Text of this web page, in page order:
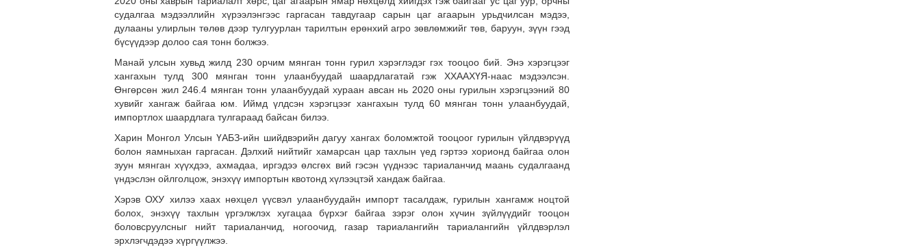
судалгаа мэдээллийн хүрээлэнгээс гаргасан тавдугаар сарын цаг агаарын урьдчилсан мэдээ,
дулааны улирлын төлөв дээр тулгуурлан тарилтын ерөнхий агро зөвлөмжийг төв, баруун, зүүн гээд
бүсүүдээр долоо сая тонн болжээ.
Манай улсын хувьд жилд 230 орчим мянган тонн гурил хэрэглэдэг гэх тооцоо бий. Энэ хэрэгцээг
хангахын тулд 300 мянган тонн улаанбуудай шаардлагатай гэж ХХААХҮЯ-наас мэдээлсэн.
Өнгөрсөн жил 246.4 мянган тонн улаанбуудай хураан авсан нь 2020 оны гурилын хэрэгцээний 80
хувийг хангаж байгаа юм. Иймд үлдсэн хэрэгцээг хангахын тулд 60 мянган тонн улаанбуудай,
импортлох шаардлага тулгараад байсан билээ.
Харин Монгол Улсын ҮАБЗ-ийн шийдвэрийн дагуу хангах боломжтой тооцоог гурилын үйлдвэрүүд
болон яамныхан гаргасан. Дэлхий нийтийг хамарсан цар тахлын үед гэртээ хорионд байгаа олон
зуун мянган хүүхдээ, ахмадаа, иргэдээ өлсгөх вий гэсэн үүднээс тариаланчид маань судалгаанд
үндэслэн ойлголцож, энэхүү импортын квотонд хүлээцтэй хандаж байгаа.
Хэрэв ОХУ хилээ хаах нөхцел үүсвэл улаанбуудайн импорт тасалдаж, гурилын хангамж ноцтой
болох, энэхүү тахлын үргэлжлэх хугацаа бүрхэг байгаа зэрэг олон хүчин зүйлүүдийг тооцон
боловсруулсныг нийт тариаланчид, ногоочид, газар тариалангийн тариалангийн үйлдвэрлэл
эрхлэгчдэдээ хүргүүлжээ.